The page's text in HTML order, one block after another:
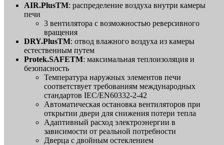
AIR.PlusTM: распределение воздуха внутри камеры
печи
3 вентилятора с возможностью реверсивного
вращения
DRY.PlusTM: отвод влажного воздуха из камеры
естественным путем
Protek.SAFETM: максимальная теплоизоляция и
безопасность
Температура наружных элементов печи
соответствует требованиям международных
стандартов IEC/EN60332-2-42
Автоматическая остановка вентиляторов при
открытии двери для снижения потери тепла
Адаптивный расход электроэнергии в
зависимости от реальной потребности
Дверца с двойным остеклением